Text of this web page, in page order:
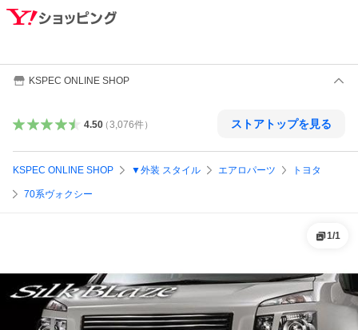
KSPEC ONLINE SHOP
4.50（3,076件） ストアトップを見る
KSPEC ONLINE SHOP ▼外装 スタイル エアロパーツ トヨタ
70系ヴォクシー
1/1